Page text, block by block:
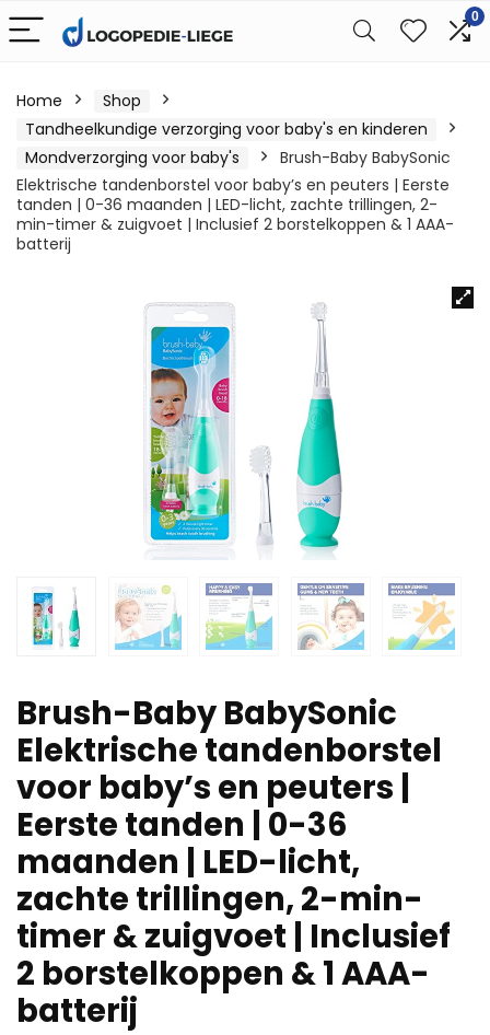
0
Home
Shop
Tandheelkundige verzorging voor baby's en kinderen
Mondverzorging voor baby's
Brush-Baby BabySonic
Elektrische tandenborstel voor baby’s en peuters | Eerste
tanden | 0-36 maanden | LED-licht, zachte trillingen, 2-
min-timer & zuigvoet | Inclusief 2 borstelkoppen & 1 AAA-
batterij
Brush-Baby BabySonic
Elektrische tandenborstel
voor baby’s en peuters |
Eerste tanden | 0-36
maanden | LED-licht,
zachte trillingen, 2-min-
timer & zuigvoet | Inclusief
2 borstelkoppen & 1 AAA-
batterij